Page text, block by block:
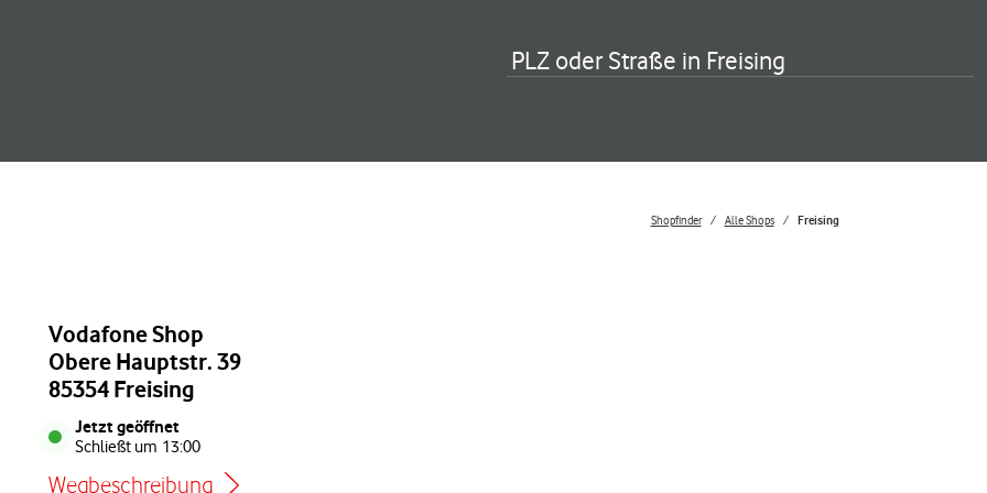
PLZ oder Straße in Freising
Shopfinder Alle Shops Freising
Vodafone Shop
Obere Hauptstr. 39
85354 Freising
Jetzt geöffnet
Schließt um 13:00
Wegbeschreibung